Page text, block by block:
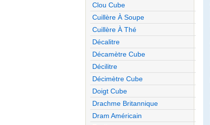
Clou Cube
Cuillère À Soupe
Cuillère À Thé
Décalitre
Décamètre Cube
Décilitre
Décimètre Cube
Doigt Cube
Drachme Britannique
Dram Américain